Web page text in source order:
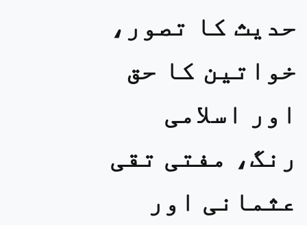
حدیث کا تصور،
خواتین کا حق
اور اسلامی
رنگ، مفتی تقی
عثمانی اور